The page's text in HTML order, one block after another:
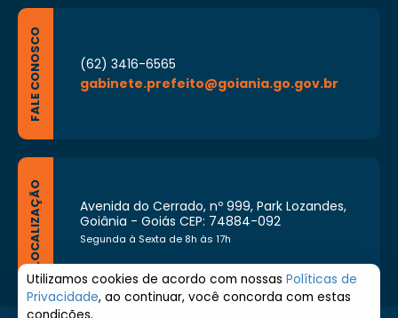
FALE CONOSCO
(62) 3416-6565
gabinete.prefeito@goiania.go.gov.br
LOCALIZAÇÃO
Avenida do Cerrado, nº 999, Park Lozandes,
Goiânia - Goiás CEP: 74884-092
Segunda à Sexta de 8h às 17h
Utilizamos cookies de acordo com nossas Políticas de
Privacidade, ao continuar, você concorda com estas